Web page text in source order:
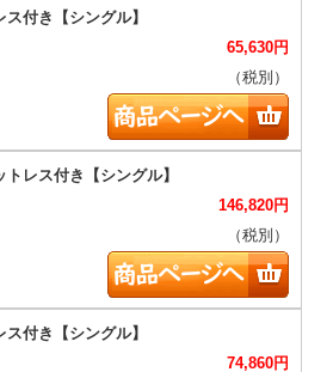
65,630円
（税別）
146,820円
（税別）
74,860円